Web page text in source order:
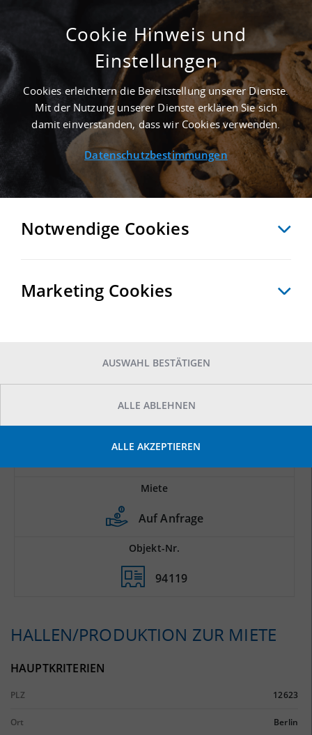
6.575 M² PRODUKTIONSHALLE IN BERLIN
NAHE FLUGHAFEN BERLIN-SCHÖNEFELD
Startseite Immobiliensuche Detailansicht
VERGLEICHEN EXPORT PDF
Prod.-/Lagerfläche
Miete
Auf Anfrage
Objekt-Nr.
94119
HALLEN/PRODUKTION ZUR MIETE
HAUPTKRITERIEN
PLZ 12623
Ort Berlin
Cookie Hinweis und
Einstellungen
Cookies erleichtern die Bereitstellung unserer Dienste.
Mit der Nutzung unserer Dienste erklären Sie sich
damit einverstanden, dass wir Cookies verwenden.
Datenschutzbestimmungen
Notwendige Cookies
Marketing Cookies
AUSWAHL BESTÄTIGEN
ALLE ABLEHNEN
ALLE AKZEPTIEREN